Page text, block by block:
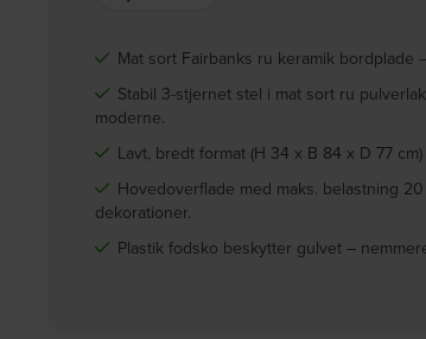
Mat sort Fairbanks ru keramik
Stabil 3-stjernet stel i mat sort ru
moderne.
Lavt, bredt format (H 34 x B 84 x D 77
Hovedoverflade med maks. belastning
dekorationer.
Plastik fodsko beskytter gulvet –